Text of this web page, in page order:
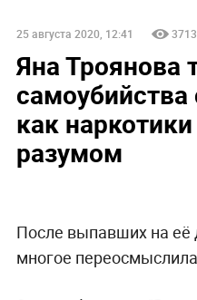
25 августа 2020, 12:41
Яна Троянова
как
разумом
После выпавших на её
многое